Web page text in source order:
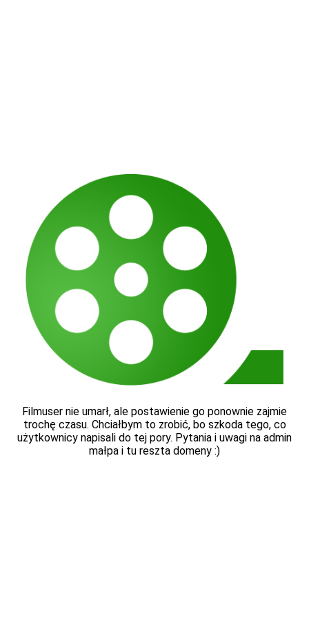
Filmuser nie umarł, ale postawienie go ponownie zajmie
trochę czasu. Chciałbym to zrobić, bo szkoda tego, co
użytkownicy napisali do tej pory. Pytania i uwagi na admin
małpa i tu reszta domeny :)